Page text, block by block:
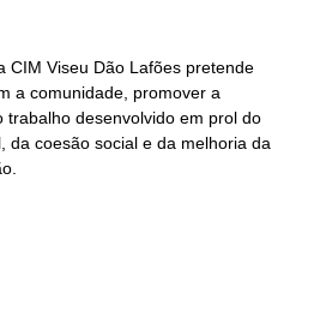
CIM Viseu Dão Lafões pretende
a comunidade, promover a
trabalho desenvolvido em prol do
da coesão social e da melhoria da